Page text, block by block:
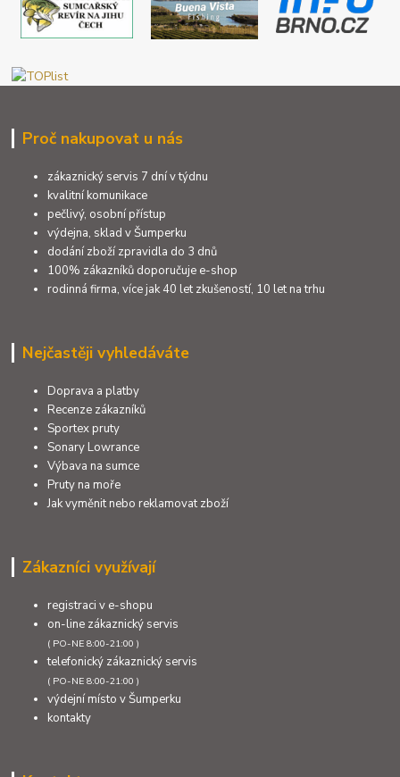
Proč nakupovat u nás
zákaznický servis 7 dní v týdnu
kvalitní komunikace
pečlivý, osobní přístup
výdejna, sklad v Šumperku
dodání zboží zpravidla do 3 dnů
100% zákazníků doporučuje e-shop
rodinná firma, více jak 40 let zkušeností, 10 let na trhu
Nejčastěji vyhledáváte
Doprava a platby
Recenze zákazníků
Sportex pruty
Sonary Lowrance
Výbava na sumce
Pruty na moře
Jak vyměnit nebo reklamovat zboží
Zákazníci využívají
registraci v e-shopu
on-line zákaznický servis
( PO-NE 8:00-21:00 )
telefonický zákaznický servis
( PO-NE 8:00-21:00 )
výdejní místo v Šumperku
kontakty